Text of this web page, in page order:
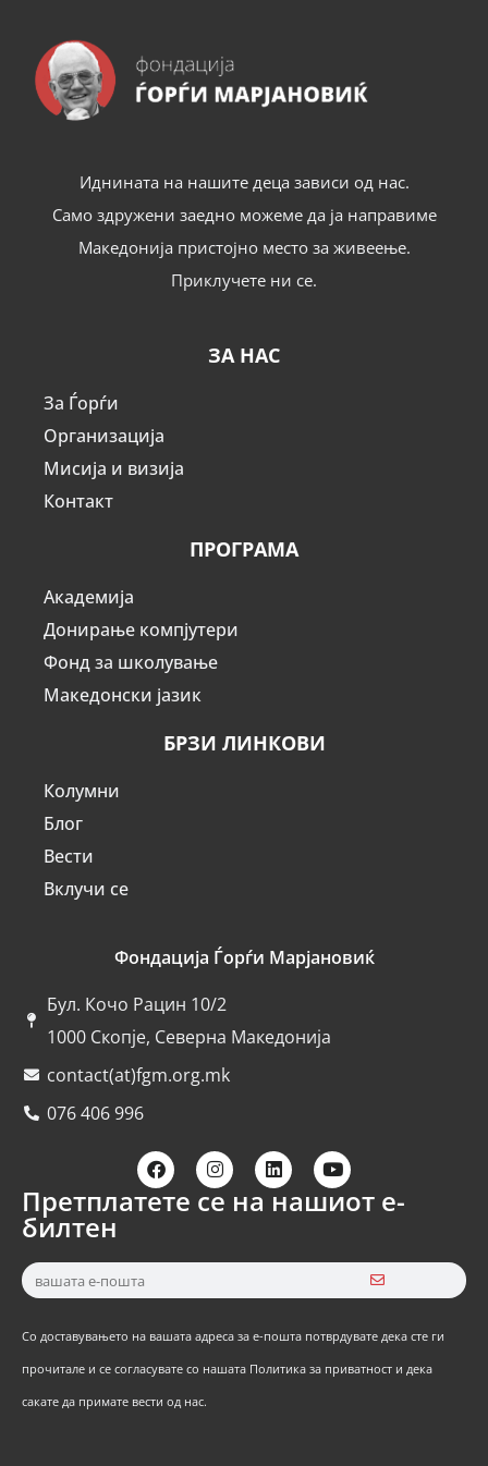
Иднината на нашите деца зависи од нас.
Само здружени заедно можеме да ја направиме
Македонија пристојно место за живеење.
Приклучете ни се.
ЗА НАС
За Ѓорѓи
Организација
Мисија и визија
Контакт
ПРОГРАМА
Академија
Донирање компјутери
Фонд за школување
Македонски јазик
БРЗИ ЛИНКОВИ
Колумни
Блог
Вести
Вклучи се
Фондација Ѓорѓи Марјановиќ
Бул. Кочо Рацин 10/2
1000 Скопје, Северна Македонија
contact(at)fgm.org.mk
076 406 996
Претплатете се на нашиот е-
билтен
Со доставувањето на вашата адреса за е-пошта потврдувате дека сте ги
прочитале и се согласувате со нашата Политика за приватност и дека
сакате да примате вести од нас.